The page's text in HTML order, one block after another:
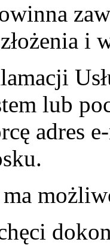
i
lub
adres